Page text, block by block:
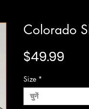
Colorado
$49.99
Size *
चुनें